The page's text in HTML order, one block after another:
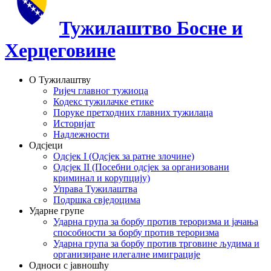
Тужилаштво Босне и
Херцеговине
О Тужилаштву
Ријеч главног тужиоца
Кодекс тужилачке етике
Поруке претходних главних тужилаца
Историјат
Надлежности
Одсјеци
Одсјек I (Одсјек за ратне злочине)
Одсјек II (Посебни одсјек за организовани
криминал и корупцију)
Управа Тужилаштва
Подршка свједоцима
Ударне групе
Ударна група за борбу против тероризма и јачања
способности за борбу против тероризма
Ударна група за борбу против трговине људима и
организиране илегалне имиграције
Односи с јавношћу